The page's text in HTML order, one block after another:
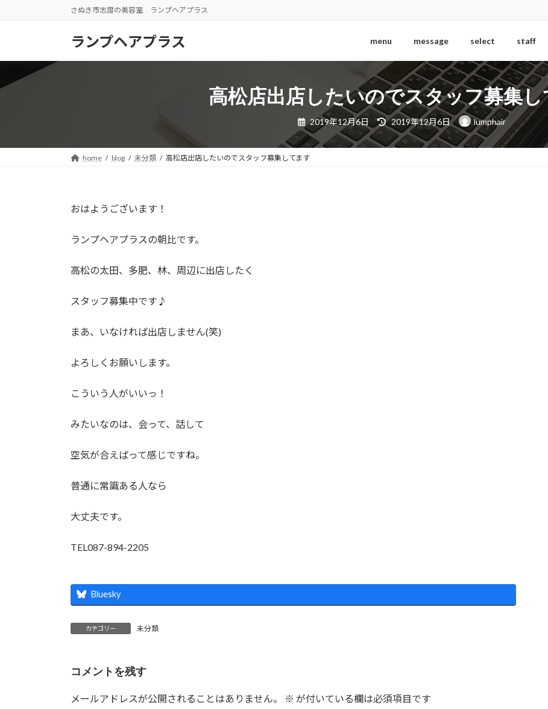
ツ
シ
さぬき市志度の美容室 ランプヘアプラス
ランプヘアプラス menu message select staff
高松店出店したいのでスタッフ募集
2019年12月6日
最
終
更
新
日
2019年12月6日 lumphair
home blog 未分類 高松店出店したいのでスタッフ募集してます
おはようございます！
ランプヘアプラスの朝比です。
高松の太田、多肥、林、周辺に出店したく
スタッフ募集中です♪
まあ、いなければ出店しません(笑)
よろしくお願いします。
こういう人がいいっ！
みたいなのは、会って、話して
空気が合えばって感じですね。
普通に常識ある人なら
大丈夫です。
TEL087-894-2205
Bluesky
カテゴリー 未分類
コメントを残す
メールアドレスが公開されることはありません。 ※ が付いている欄は必須項目です